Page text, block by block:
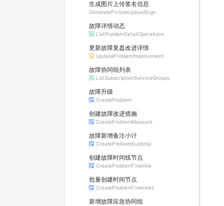
生成图片上传签名信息
GeneratePictureUploadSign
故障详情动态
ListProblemDetailOperations
更新故障复盘改进详情
UpdateProblemImprovement
故障协同组列表
ListSubscriptionServiceGroups
故障升级
CreateProblem
创建故障改进措施
CreateProblemMeasure
故障新增备注小计
CreateProblemSubtotal
创建故障时间线节点
CreateProblemTimeline
批量创建时间节点
CreateProblemTimelines
新增故障应急协同组